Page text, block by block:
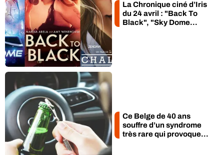
La Chronique ciné d’Iris
du 24 avril : "Back To
Black", "Sky Dome...
Ce Belge de 40 ans
souffre d’un syndrome
très rare qui provoque...